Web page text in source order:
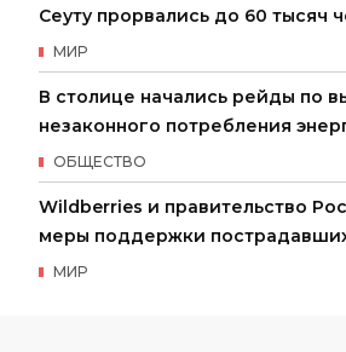
Сеуту прорвались до 60 тысяч
МИР
В столице начались рейды по
незаконного потребления
ОБЩЕСТВО
Wildberries и правительство
меры поддержки
МИР